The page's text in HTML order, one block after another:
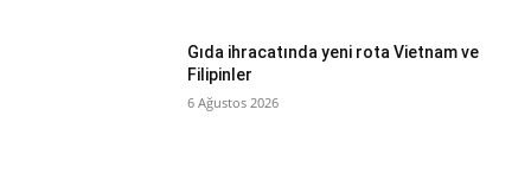
Gıda ihracatında yeni rota Vietnam ve
Filipinler
6 Ağustos 2026